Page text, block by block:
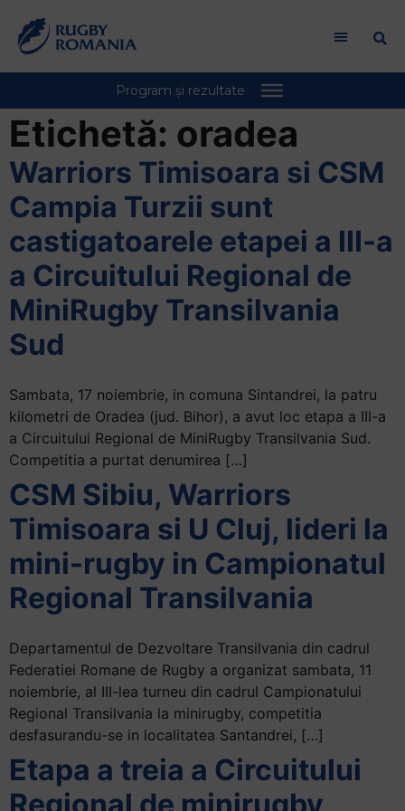
in
Accessibility
screen
reader.
To
start
All
Accessibility
screen
reader,
"Ctrl
/".
This
shortcut
activates
screen
reader
you
navigate
interact
with
content.
Etichetă: oradea
Warriors Timisoara si CSM
Campia Turzii sunt
castigatoarele etapei a III-a
a Circuitului Regional de
MiniRugby Transilvania
Sud
Sambata, 17 noiembrie, in comuna Sintandrei, la patru
kilometri de Oradea (jud. Bihor), a avut loc etapa a III-a
a Circuitului Regional de MiniRugby Transilvania Sud.
Competitia a purtat denumirea […]
CSM Sibiu, Warriors
Timisoara si U Cluj, lideri la
mini-rugby in Campionatul
Regional Transilvania
Departamentul de Dezvoltare Transilvania din cadrul
Federatiei Romane de Rugby a organizat sambata, 11
noiembrie, al III-lea turneu din cadrul Campionatului
Regional Transilvania la minirugby, competitia
desfasurandu-se in localitatea Santandrei, […]
Etapa a treia a Circuitului